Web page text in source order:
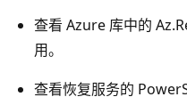
查看 Azure 库中的
用。
查看恢复服务的